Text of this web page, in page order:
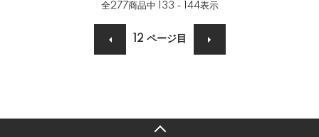
全277商品中 133 - 144表示
12 ページ目